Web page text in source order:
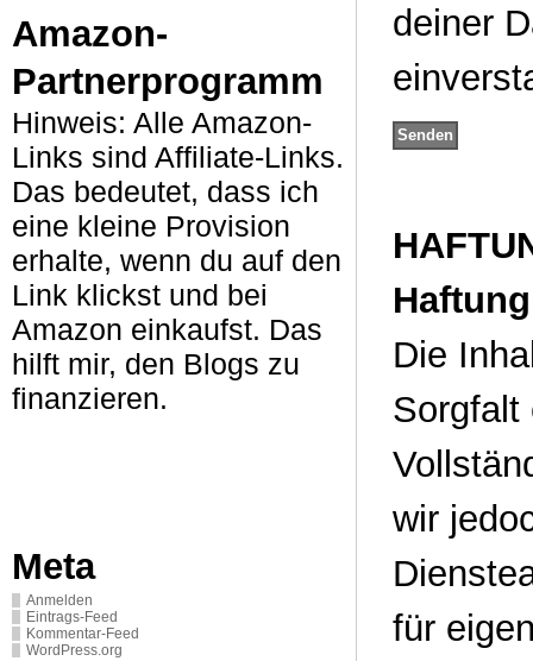
Amazon-
Partnerprogramm
Hinweis: Alle Amazon-
Links sind Affiliate-Links.
Das bedeutet, dass ich
eine kleine Provision
erhalte, wenn du auf den
Link klickst und bei
Amazon einkaufst. Das
hilft mir, den Blogs zu
finanzieren.
Meta
Anmelden
Eintrags-Feed
Kommentar-Feed
WordPress.org
deiner
Die
Sorgfalt
wir
für